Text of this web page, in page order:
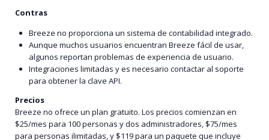
Contras
Breeze no proporciona un sistema de contabilidad integrado.
Aunque muchos usuarios encuentran Breeze fácil de usar,
algunos reportan problemas de experiencia de usuario.
Integraciones limitadas y es necesario contactar al soporte
para obtener la clave API.
Precios
Breeze no ofrece un plan gratuito. Los precios comienzan en
$25/mes para 100 personas y dos administradores, $75/mes
para personas ilimitadas, y $119 para un paquete que incluye